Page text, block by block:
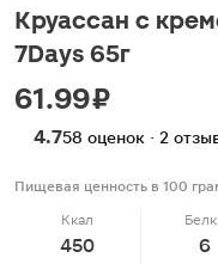
Круассан с
7Days 65г
61.99 ₽
4.758 оценок · 2
Пищевая ценность в 100
Ккал
450 6